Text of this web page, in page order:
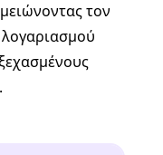
τον